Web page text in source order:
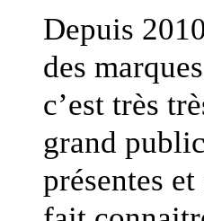
Depuis
des
c’est très
grand
présentes